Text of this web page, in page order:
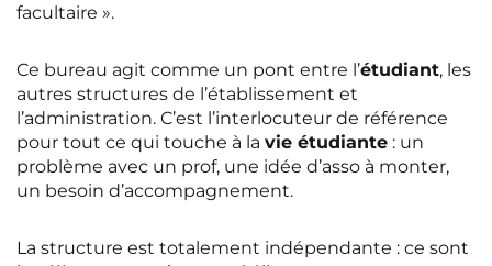
facultaire ».
Ce bureau agit comme un pont entre l’étudiant, les
autres structures de l’établissement et
l’administration. C’est l’interlocuteur de référence
pour tout ce qui touche à la vie étudiante : un
problème avec un prof, une idée d’asso à monter,
un besoin d’accompagnement.
La structure est totalement indépendante : ce sont